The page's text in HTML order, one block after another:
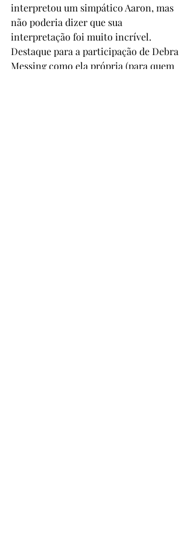
interpretou um simpático Aaron, mas
não poderia dizer que sua
interpretação foi muito incrível.
Destaque para a participação de Debra
Messing como ela própria (para quem